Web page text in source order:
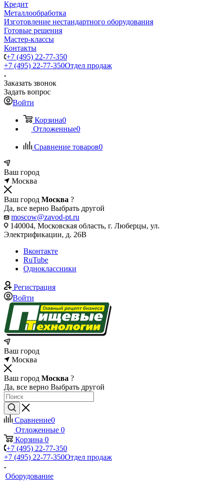
Кредит
Металлообработка
Изготовление нестандартного оборудования
Готовые решения
Мастер-классы
Контакты
+7 (495) 22-77-350
+7 (495) 22-77-350Отдел продаж
Заказать звонок
Задать вопрос
Войти
Корзина0
Отложенные0
Сравнение товаров0
Ваш город
Москва
Ваш город Москва ?
Да, все верно Выбрать другой
moscow@zavod-pt.ru
140004, Московская область, г. Люберцы, ул.
Электрификации, д. 26В
Вконтакте
RuTube
Одноклассники
Регистрация
Войти
Ваш город
Москва
Ваш город Москва ?
Да, все верно Выбрать другой
Сравнение0
Отложенные 0
Корзина 0
+7 (495) 22-77-350
+7 (495) 22-77-350Отдел продаж
Оборудование